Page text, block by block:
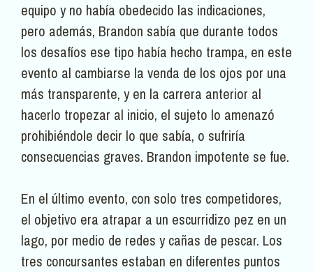
equipo y no había obedecido las indicaciones,
pero además, Brandon sabía que durante todos
los desafíos ese tipo había hecho trampa, en este
evento al cambiarse la venda de los ojos por una
más transparente, y en la carrera anterior al
hacerlo tropezar al inicio, el sujeto lo amenazó
prohibiéndole decir lo que sabía, o sufriría
consecuencias graves. Brandon impotente se fue.
En el último evento, con solo tres competidores,
el objetivo era atrapar a un escurridizo pez en un
lago, por medio de redes y cañas de pescar. Los
tres concursantes estaban en diferentes puntos